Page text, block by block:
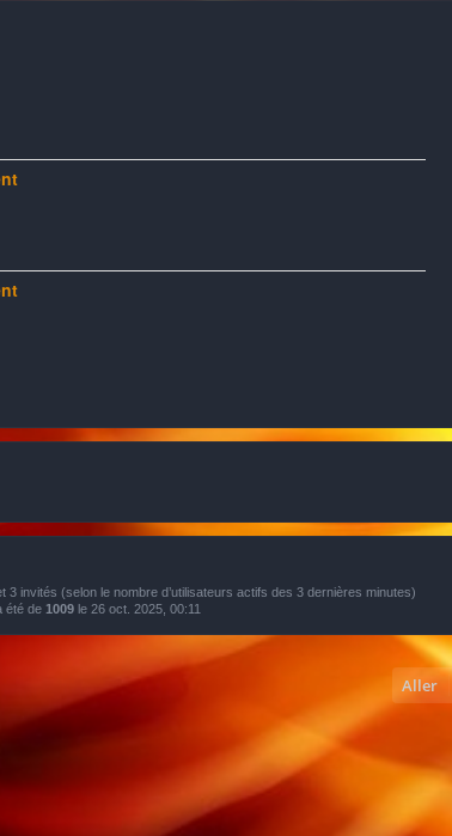
3 invités (selon le nombre d’utilisateurs actifs des 3 dernières minutes)
été de 1009 le 26 oct. 2025, 00:11
Aller